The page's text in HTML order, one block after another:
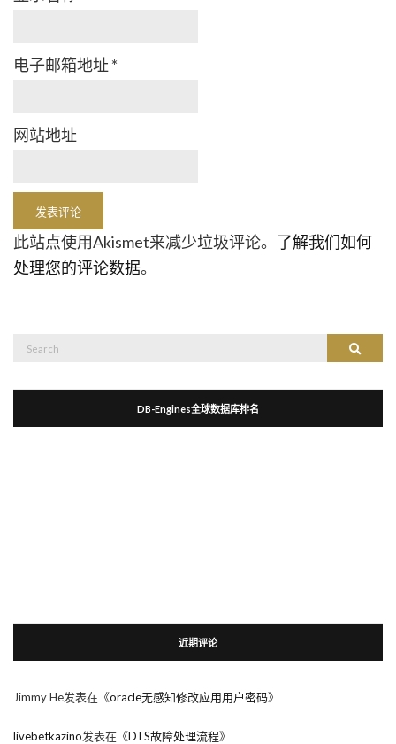
电子邮箱地址 *
网站地址
此站点使用Akismet来减少垃圾评论。 了解我们如何
处理您的评论数据。
Search
DB-Engines全球数据库排名
近期评论
Jimmy He发表在《oracle无感知修改应用用户密码》
livebetkazino发表在《DTS故障处理流程》